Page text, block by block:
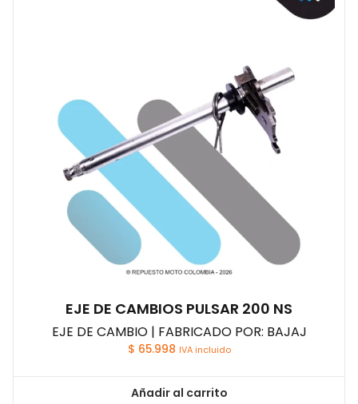
EJE DE CAMBIOS PULSAR 200 NS
EJE DE CAMBIO | FABRICADO POR: BAJAJ
$ 65.998 IVA incluido
Añadir al carrito